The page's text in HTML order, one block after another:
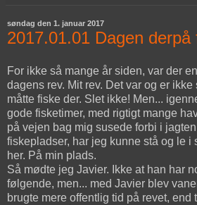
søndag den 1. januar 2017
2017.01.01 Dagen derpå
For ikke så mange år siden, var der
dagens rev. Mit rev. Det var og er
måtte fiske der. Slet ikke! Men...
gode fisketimer, med rigtigt mange
på vejen bag mig susede forbi i
fiskepladser, har jeg kunne stå og le
her. På min plads.
Så mødte jeg Javier. Ikke at han har
følgende, men... med Javier blev
brugte mere offentlig tid på revet,